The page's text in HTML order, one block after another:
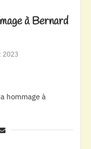
à Bernard
2023
hommage à